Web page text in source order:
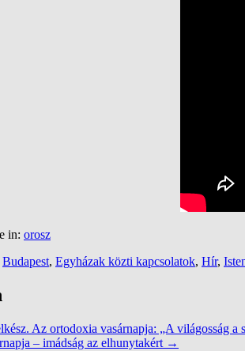
in: orosz
Budapest, Egyházak közti kapcsolatok, Hír,
Az ortodoxia vasárnapja: „A világosság a
– imádság az elhunytakért →